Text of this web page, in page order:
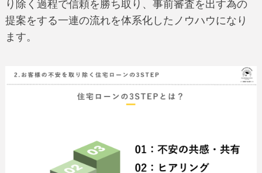
り除く過程で信頼を勝ち取り、事前審査を出す為の
提案をする一連の流れを体系化したノウハウになり
ます。